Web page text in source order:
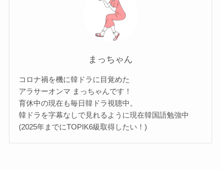
まっちゃん
コロナ禍を機に韓ドラに目覚めた
アラサーオンマ まっちゃんです！
育休中の現在も毎日韓ドラ視聴中。
韓ドラを字幕なしで見れるように現在韓国語勉強中
(2025年までにTOPIK6級取得したい！)